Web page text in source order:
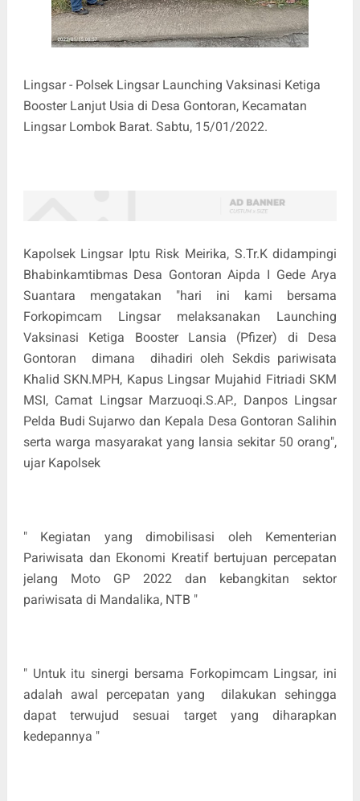
Lingsar - Polsek Lingsar Launching Vaksinasi Ketiga
Booster Lanjut Usia di Desa Gontoran, Kecamatan
Lingsar Lombok Barat. Sabtu, 15/01/2022.
Kapolsek Lingsar Iptu Risk Meirika, S.Tr.K didampingi
Bhabinkamtibmas Desa Gontoran Aipda I Gede Arya
Suantara mengatakan "hari ini kami bersama
Forkopimcam Lingsar melaksanakan Launching
Vaksinasi Ketiga Booster Lansia (Pfizer) di Desa
Gontoran dimana dihadiri oleh Sekdis pariwisata
Khalid SKN.MPH, Kapus Lingsar Mujahid Fitriadi SKM
MSI, Camat Lingsar Marzuoqi.S.AP., Danpos Lingsar
Pelda Budi Sujarwo dan Kepala Desa Gontoran Salihin
serta warga masyarakat yang lansia sekitar 50 orang",
ujar Kapolsek
" Kegiatan yang dimobilisasi oleh Kementerian
Pariwisata dan Ekonomi Kreatif bertujuan percepatan
jelang Moto GP 2022 dan kebangkitan sektor
pariwisata di Mandalika, NTB "
" Untuk itu sinergi bersama Forkopimcam Lingsar, ini
adalah awal percepatan yang dilakukan sehingga
dapat terwujud sesuai target yang diharapkan
kedepannya "